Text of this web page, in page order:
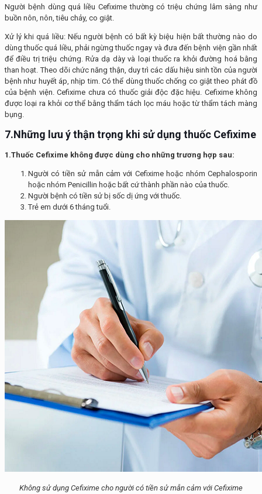
Người bệnh dùng quá liều Cefixime thường có triệu chứng lâm sàng như
buồn nôn, nôn, tiêu chảy, co giật.
Xử lý khi quá liều: Nếu người bệnh có bất kỳ biệu hiện bất thường nào do
dùng thuốc quá liều, phải ngừng thuốc ngay và đưa đến bệnh viện gần nhất
để điều trị triệu chứng. Rửa dạ dày và loại thuốc ra khỏi đường hoá bằng
than hoạt. Theo dõi chức năng thận, duy trì các dấu hiệu sinh tồn của người
bệnh như huyết áp, nhịp tim. Có thể dùng thuốc chống co giật theo phát đồ
của bệnh viện. Cefixime chưa có thuốc giải độc đặc hiệu. Cefixime không
được loại ra khỏi cơ thể bằng thẩm tách lọc máu hoặc từ thẩm tách màng
bụng.
7.Những lưu ý thận trọng khi sử dụng thuốc Cefixime
1.Thuốc Cefixime không được dùng cho những trương hợp sau:
Người có tiền sử mẫn cảm với Cefixime hoặc nhóm Cephalosporin
hoặc nhóm Penicillin hoặc bất cứ thành phần nào của thuốc.
Người bệnh có tiền sử bị sốc dị ứng với thuốc.
Trẻ em dưới 6 tháng tuổi.
Không sử dụng Cefixime cho người có tiền sử mẫn cảm với Cefixime